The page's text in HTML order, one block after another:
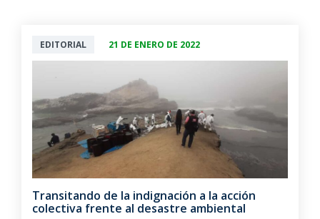
EDITORIAL 21 DE ENERO DE 2022
Transitando de la indignación a la acción
colectiva frente al desastre ambiental